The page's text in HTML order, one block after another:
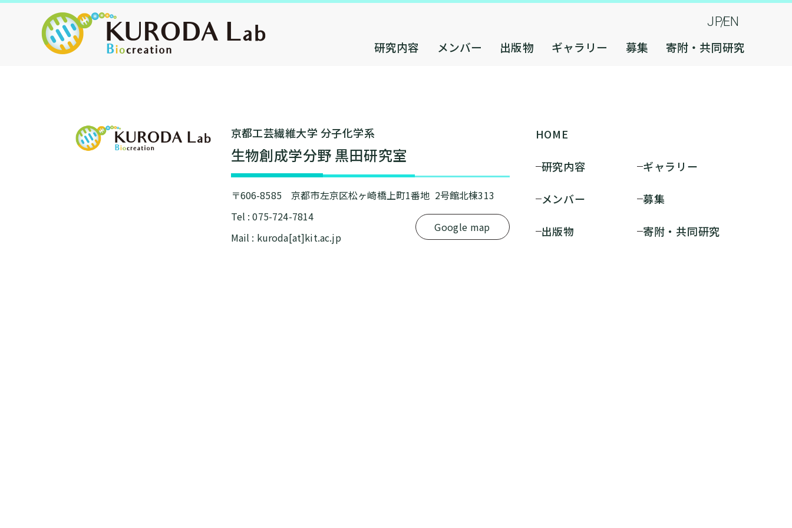
JPEN
研究内容 メンバー 出版物 ギャラリー 募集 寄附・共同研究
京都⼯芸繊維⼤学 分⼦化学系
⽣物創成学分野 黒⽥研究室
〒606-8585 京都市左京区松ヶ崎橋上町1番地 2号館北棟313
Tel : 075-724-7814
Mail : kuroda[at]kit.ac.jp
Google map
HOME
研究内容
メンバー
出版物
ギャラリー
募集
寄附・共同研究